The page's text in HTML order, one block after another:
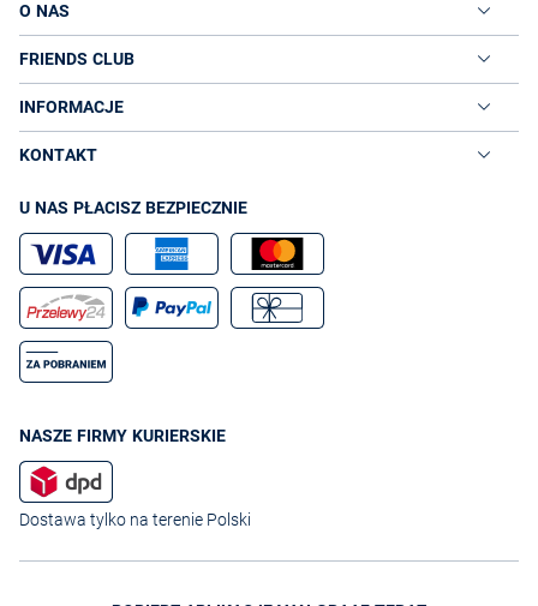
O NAS
FRIENDS CLUB
INFORMACJE
KONTAKT
U NAS PŁACISZ BEZPIECZNIE
NASZE FIRMY KURIERSKIE
Dostawa tylko na terenie Polski